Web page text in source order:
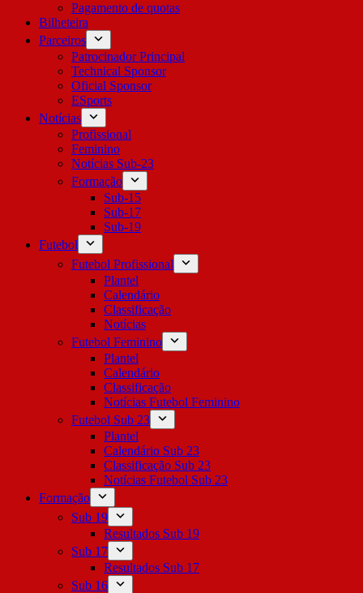
Pagamento de quotas
Bilheteira
Parceiros
Patrocinador Principal
Technical Sponsor
Oficial Sponsor
ESports
Notícias
Profissional
Feminino
Notícias Sub-23
Formação
Sub-15
Sub-17
Sub-19
Futebol
Futebol Profissional
Plantel
Calendário
Classificação
Notícias
Futebol Feminino
Plantel
Calendário
Classificação
Notícias Futebol Feminino
Futebol Sub 23
Plantel
Calendário Sub 23
Classificação Sub 23
Notícias Futebol Sub 23
Formação
Sub 19
Resultados Sub 19
Sub 17
Resultados Sub 17
Sub 16